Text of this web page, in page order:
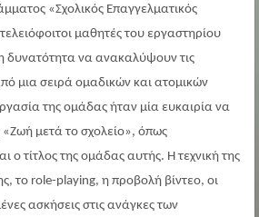
«Σχολικός Επαγγελματικός
μαθητές του εργαστηρίου
δυνατότητα να ανακαλύψουν τις
μια σειρά ομαδικών και ατομικών
της ομάδας ήταν μία ευκαιρία να
«Ζωή μετά το σχολείο», όπως
ο τίτλος της ομάδας αυτής. Η τεχνική της
το role-playing, η προβολή βίντεο, οι
ασκήσεις στις ανάγκες των